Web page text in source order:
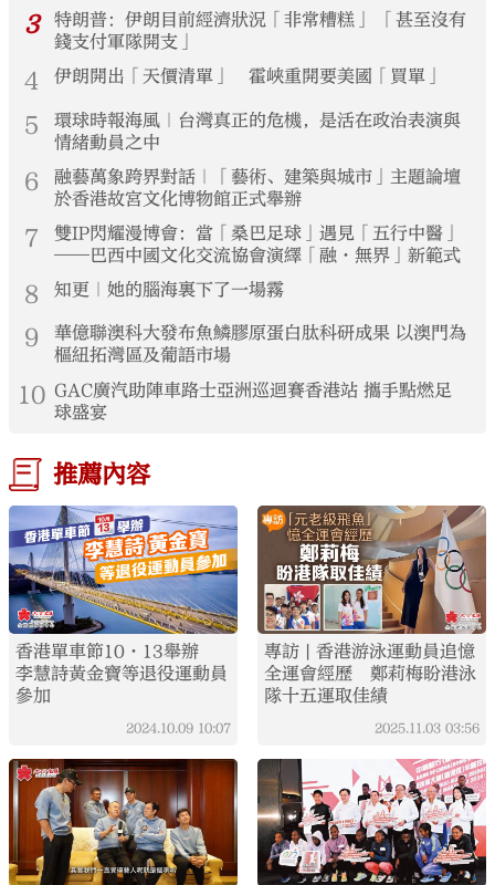
3
特朗普：伊朗目前經濟狀況「非常糟糕」 「甚至沒有
錢支付軍隊開支」
4 伊朗開出「天價清單」 霍峽重開要美國「買單」
5
環球時報海風｜台灣真正的危機，是活在政治表演與
情緒動員之中
6
融藝萬象跨界對話｜「藝術、建築與城市」主題論壇
於香港故宮文化博物館正式舉辦
7
雙IP閃耀漫博會：當「桑巴足球」遇見「五行中醫」
——巴西中國文化交流協會演繹「融·無界」新範式
8 知更｜她的腦海裏下了一場霧
9
華億聯澳科大發布魚鱗膠原蛋白肽科研成果 以澳門為
樞紐拓灣區及葡語市場
10 GAC廣汽助陣車路士亞洲巡迴賽香港站 攜手點燃足
球盛宴
推薦內容
香港單車節10·13舉辦
李慧詩黃金寶等退役運動員
參加
2024.10.09 10:07
專訪 | 香港游泳運動員追憶
全運會經歷 鄭莉梅盼港泳
隊十五運取佳績
2025.11.03 03:56